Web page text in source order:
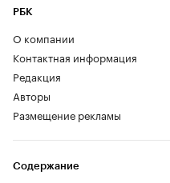
РБК
О компании
Контактная информация
Редакция
Авторы
Размещение рекламы
Содержание